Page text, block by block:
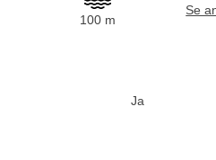
100 m
Ja
Se